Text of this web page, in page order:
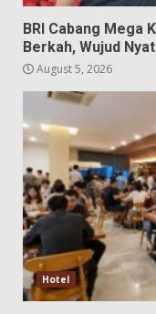
BRI Cabang Mega
Berkah, Wujud
August 5, 2026
Hotel